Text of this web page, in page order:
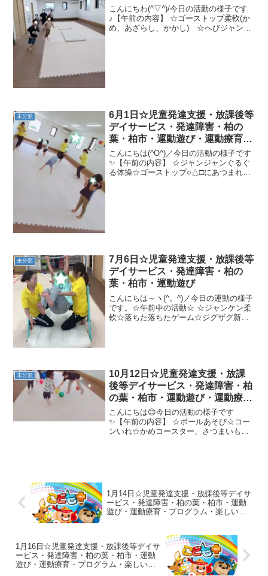
プログラム・楽しい療育
こんにちわ(^▽^)/今日の活動の様子です
♪【午前の内容】 ☆ゴーストップ柔軟(か
め、あざらし、かかし) ☆へびジャンプ
未分類
6月1日☆児童発達支援・放課後等
デイサービス・発達障害・柏の
葉・柏市・運動遊び・運動療育・
プログラム・楽しい療
こんにちは(^O^)／今日の活動の様子です
✨【午前の内容】 ☆ジャンジャンぐるぐ
る体操☆ゴーストップ○△□にあつまれ☆
未分類
7月6日☆児童発達支援・放課後等
デイサービス・発達障害・柏の
葉・柏市・運動遊び
こんにちは～ヽ(^。^)ノ今日の運動の様子
です。☆午前中の活動☆ ☆ジャンケン柔
軟☆落ちた落ちたゲーム☆ジグザグ新聞
未分類
10月12日☆児童発達支援・放課
後等デイサービス・発達障害・柏
の葉・柏市・運動遊び・運動療
育・プログラム・楽しい療育
こんにちは😊今日の活動の様子です
✨【午前の内容】 ☆ボールあそび☆コー
ンいれ☆かめコースター、さつまいもゴ
1月14日☆児童発達支援・放課後等デイサ
ービス・発達障害・柏の葉・柏市・運動
遊び・運動療育・プログラム・楽しい療
1月16日☆児童発達支援・放課後等デイサ
ービス・発達障害・柏の葉・柏市・運動
遊び・運動療育・プログラム・楽しい療